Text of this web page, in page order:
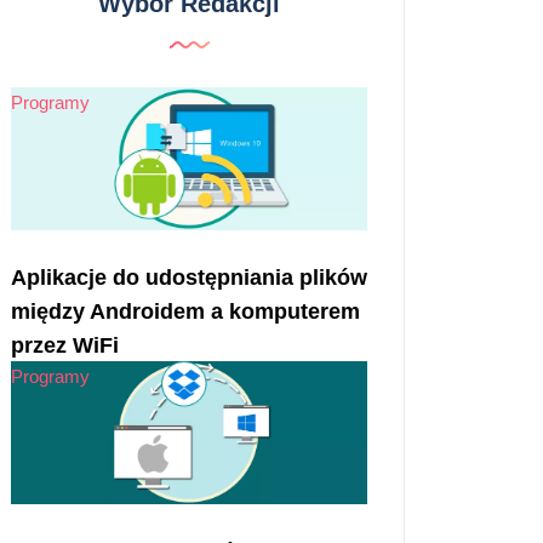
Programy
Aplikacje do udostępniania plików
między Androidem a komputerem
przez WiFi
Programy